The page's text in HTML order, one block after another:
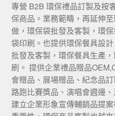
專營 B2B 環保禮品訂製及按
保商品。業務範疇，再延伸
做，環保袋批發及客製，環
袋印刷。也提供環保餐具設
批發及客製，環保餐具生產
刷。 提供企業禮品贈品
會贈品、展場贈品、紀念品
路跑比賽獎品、演唱會週邊
建立企業形象宣傳輔銷品提